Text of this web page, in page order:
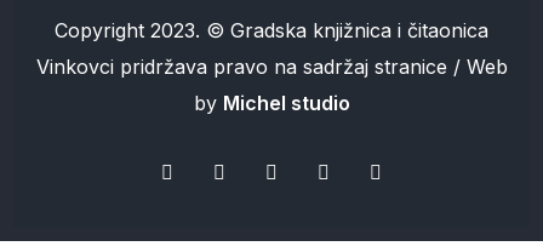
Copyright 2023. © Gradska knjižnica i čitaonica
Vinkovci pridržava pravo na sadržaj stranice / Web
by Michel studio